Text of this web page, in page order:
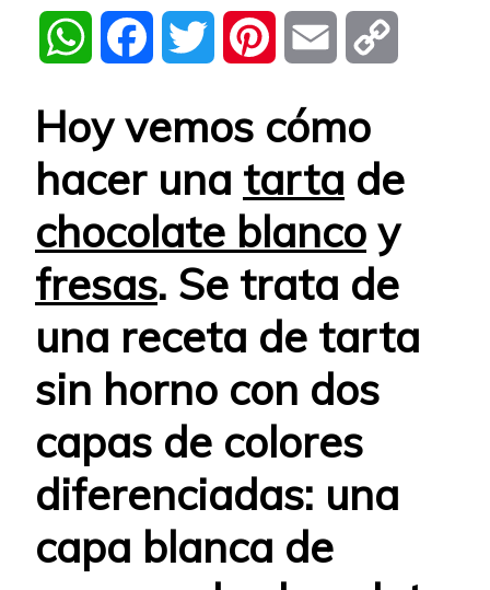
WhatsAppFacebook Twitter Pinterest Email
Hoy vemos cómo
hacer una tarta de
chocolate blanco y
fresas. Se trata de
una receta de tarta
sin horno con dos
capas de colores
diferenciadas: una
capa blanca de